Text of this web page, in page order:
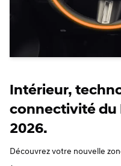
Intérieur,
connectivité du
2026.
Découvrez votre nouvelle